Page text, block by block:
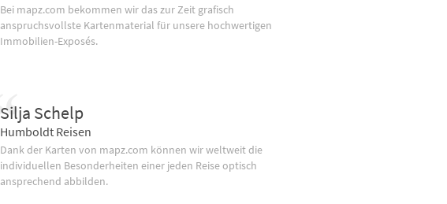
Bei mapz.com bekommen wir das zur Zeit grafisch
anspruchsvollste Kartenmaterial für unsere hochwertigen
Immobilien-Exposés.
Silja Schelp
Humboldt Reisen
Dank der Karten von mapz.com können wir weltweit die
individuellen Besonderheiten einer jeden Reise optisch
ansprechend abbilden.